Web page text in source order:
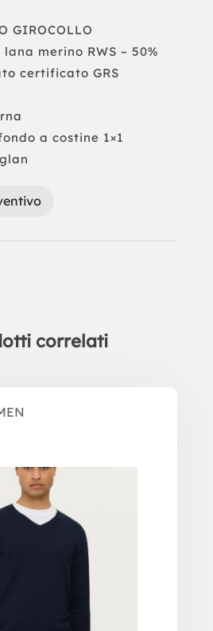
GIROCOLLO
merino RWS – 50%
certificato GRS
a costine 1×1
correlati